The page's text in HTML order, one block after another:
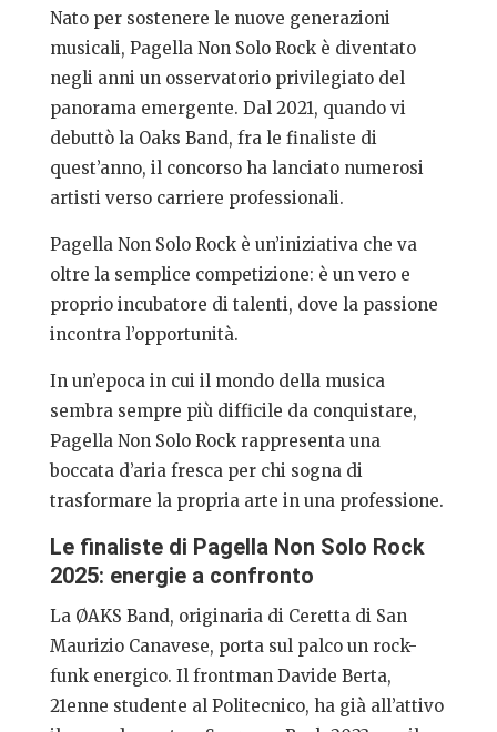
Nato per sostenere le nuove generazioni
musicali, Pagella Non Solo Rock è diventato
negli anni un osservatorio privilegiato del
panorama emergente. Dal 2021, quando vi
debuttò la Oaks Band, fra le finaliste di
quest’anno, il concorso ha lanciato numerosi
artisti verso carriere professionali.
Pagella Non Solo Rock è un’iniziativa che va
oltre la semplice competizione: è un vero e
proprio incubatore di talenti, dove la passione
incontra l’opportunità.
In un’epoca in cui il mondo della musica
sembra sempre più difficile da conquistare,
Pagella Non Solo Rock rappresenta una
boccata d’aria fresca per chi sogna di
trasformare la propria arte in una professione.
Le finaliste di Pagella Non Solo Rock
2025: energie a confronto
La ØAKS Band, originaria di Ceretta di San
Maurizio Canavese, porta sul palco un rock-
funk energico. Il frontman Davide Berta,
21enne studente al Politecnico, ha già all’attivo